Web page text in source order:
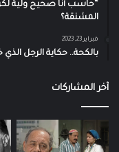
“حاسب أنا صحيح ولية
المشنقة؟
فبراير 23, 2023
بالكحة.. حكاية الرجل
آخر المشاركات